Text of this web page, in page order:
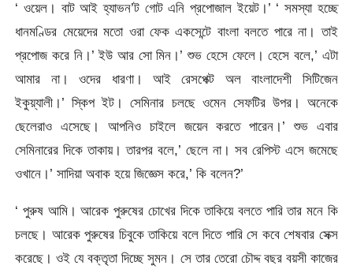
‘ ওয়েল। বাট আই হ্যাভন’ট গোট এনি প্রপোজাল ইয়েট।’ ‘ সমস্যা হচ্ছে
ধানমণ্ডির মেয়েদের মতো ওরা ফেক একসেন্টে বাংলা বলতে পারে না। তাই
প্রপোজ করে নি।’ ইউ আর সো মিন।’ শুভ হেসে ফেলে। হেসে বলে,’ এটা
আমার না। ওদের ধারণা। আই রেসপেক্ট অল বাংলাদেশী সিটিজেন
ইকুয়্যালী।’ স্কিপ ইট। সেমিনার চলছে ওমেন সেফটির উপর। অনেকে
ছেলেরাও এসেছে। আপনিও চাইলে জয়েন করতে পারেন।’ শুভ এবার
সেমিনারের দিকে তাকায়। তারপর বলে,’ ছেলে না। সব রেপিস্ট এসে জমেছে
ওখানে।’ সাদিয়া অবাক হয়ে জিজ্ঞেস করে,’ কি বলেন?’
‘ পুরুষ আমি। আরেক পুরুষের চোখের দিকে তাকিয়ে বলতে পারি তার মনে কি
চলছে। আরেক পুরুষের চিবুকে তাকিয়ে বলে দিতে পারি সে কবে শেষবার সেক্স
করেছে। ওই যে বক্তৃতা দিচ্ছে সুমন। সে তার তেরো চৌদ্দ বছর বয়সী কাজের